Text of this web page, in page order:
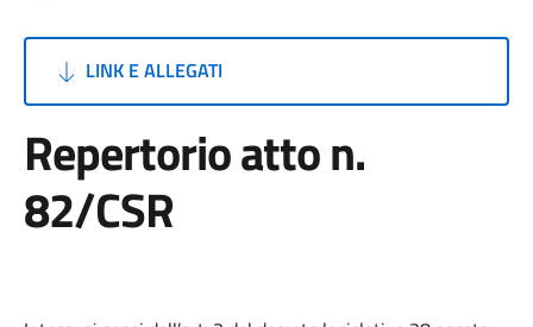
LINK E ALLEGATI
Repertorio atto n.
82/CSR